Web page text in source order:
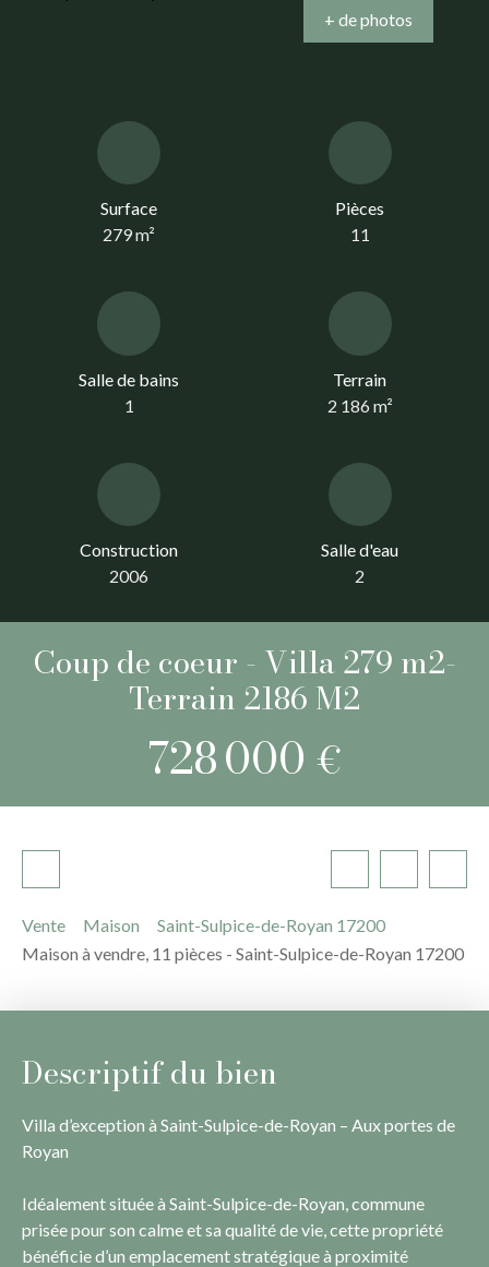
+ de photos
Surface
279m²
Pièces
11
Salle de bains
1
Terrain
2 186 m²
Construction
2006
Salle d'eau
2
Coup de coeur - Villa 279 m2-
Terrain 2186 M2
728 000 €
Vente Maison
Saint-Sulpice-de-Royan 17200
Maison à vendre, 11 pièces - Saint-Sulpice-de-Royan 17200
Descriptif du bien
Villa d’exception à Saint-Sulpice-de-Royan – Aux portes de
Royan
Idéalement située à Saint-Sulpice-de-Royan, commune
prisée pour son calme et sa qualité de vie, cette propriété
bénéficie d’un emplacement stratégique à proximité